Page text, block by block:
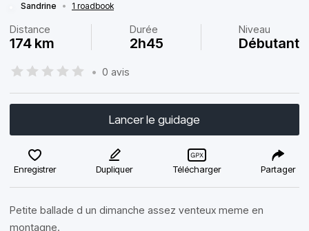
Sandrine • 1 roadbook
Distance
174 km
Durée
2h45
Niveau
Débutant
• 0 avis
Lancer le guidage
Enregistrer Dupliquer Télécharger Partager
Petite ballade d un dimanche assez venteux meme en
montagne.